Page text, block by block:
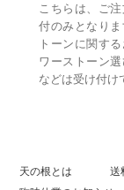
こちらは、ご
付のみとなり
トーンに関す
ワーストーン
などは受け付け
天の根とは 送